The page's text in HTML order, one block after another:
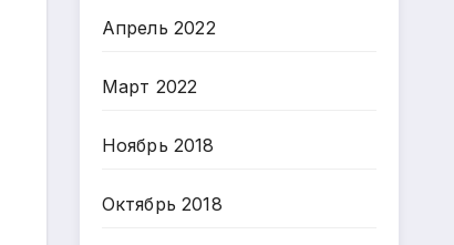
Апрель 2022
Март 2022
Ноябрь 2018
Октябрь 2018